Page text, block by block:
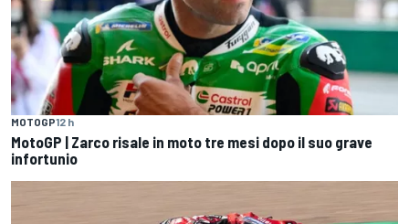
MOTOGP12 h
MotoGP | Zarco risale in moto tre mesi dopo il suo grave
infortunio